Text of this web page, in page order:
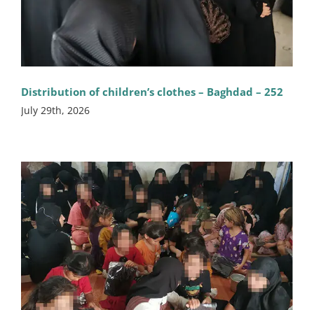
Distribution of children’s clothes – Baghdad – 252
July 29th, 2026